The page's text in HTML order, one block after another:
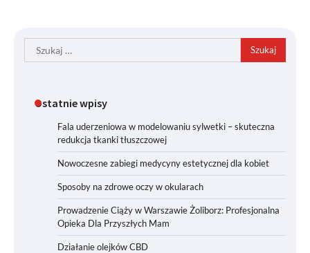
Szukaj:
Ostatnie wpisy
Fala uderzeniowa w modelowaniu sylwetki – skuteczna
redukcja tkanki tłuszczowej
Nowoczesne zabiegi medycyny estetycznej dla kobiet
Sposoby na zdrowe oczy w okularach
Prowadzenie Ciąży w Warszawie Żoliborz: Profesjonalna
Opieka Dla Przyszłych Mam
Działanie olejków CBD